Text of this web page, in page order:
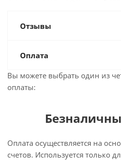
Отзывы
Оплата
Вы можете выбрать один из
оплаты:
Оплата осуществляется на
счетов. Используется только